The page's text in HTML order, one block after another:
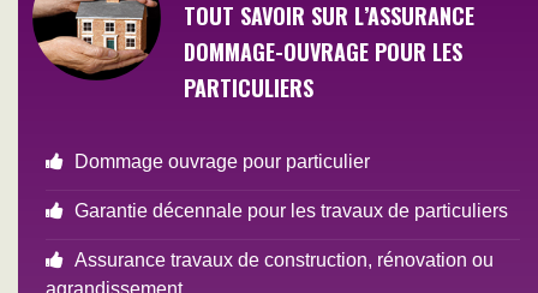
TOUT SAVOIR SUR L’ASSURANCE
DOMMAGE-OUVRAGE POUR LES
PARTICULIERS
Dommage ouvrage pour particulier
Garantie décennale pour les travaux de particuliers
Assurance travaux de construction, rénovation ou
agrandissement